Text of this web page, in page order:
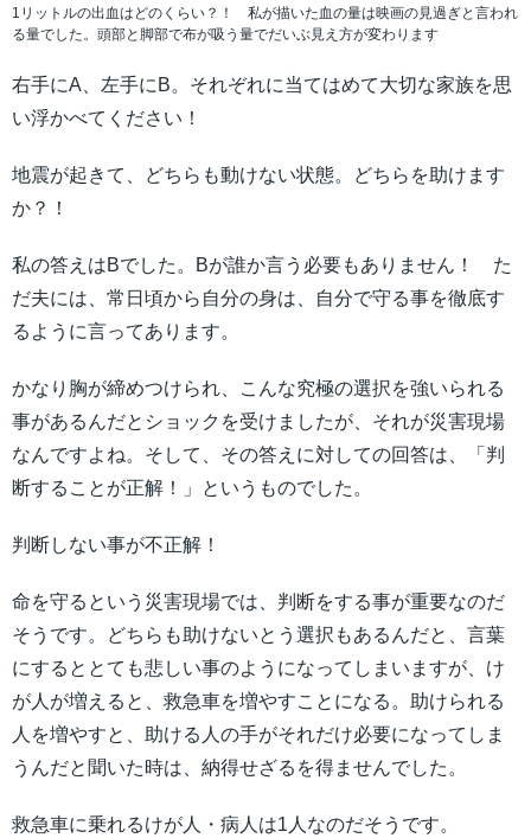
1リットルの出血はどのくらい？！ 私が描いた血の量は映画の見過ぎと言われ
る量でした。頭部と脚部で布が吸う量でだいぶ見え方が変わります
右手にA、左手にB。それぞれに当てはめて大切な家族を思
い浮かべてください！
地震が起きて、どちらも動けない状態。どちらを助けます
か？！
私の答えはBでした。Bが誰か言う必要もありません！ た
だ夫には、常日頃から自分の身は、自分で守る事を徹底す
るように言ってあります。
かなり胸が締めつけられ、こんな究極の選択を強いられる
事があるんだとショックを受けましたが、それが災害現場
なんですよね。そして、その答えに対しての回答は、「判
断することが正解！」というものでした。
判断しない事が不正解！
命を守るという災害現場では、判断をする事が重要なのだ
そうです。どちらも助けないとう選択もあるんだと、言葉
にするととても悲しい事のようになってしまいますが、け
が人が増えると、救急車を増やすことになる。助けられる
人を増やすと、助ける人の手がそれだけ必要になってしま
うんだと聞いた時は、納得せざるを得ませんでした。
救急車に乗れるけが人・病人は1人なのだそうです。